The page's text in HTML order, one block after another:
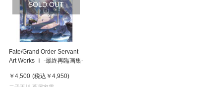
SOLD OUT
Fate/Grand Order Servant
Art Works Ⅰ -最終再臨画集-
￥4,500 (税込 ￥4,950)